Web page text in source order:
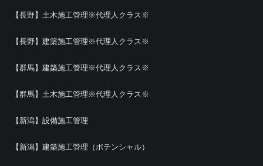
【長野】土木施工管理※代理人クラス※
【長野】建築施工管理※代理人クラス※
【群馬】建築施工管理※代理人クラス※
【群馬】土木施工管理※代理人クラス※
【新潟】設備施工管理
【新潟】建築施工管理（ポテンシャル）